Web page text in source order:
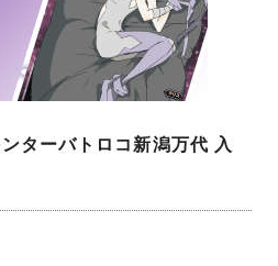
ターバトロコ新潟万代 入